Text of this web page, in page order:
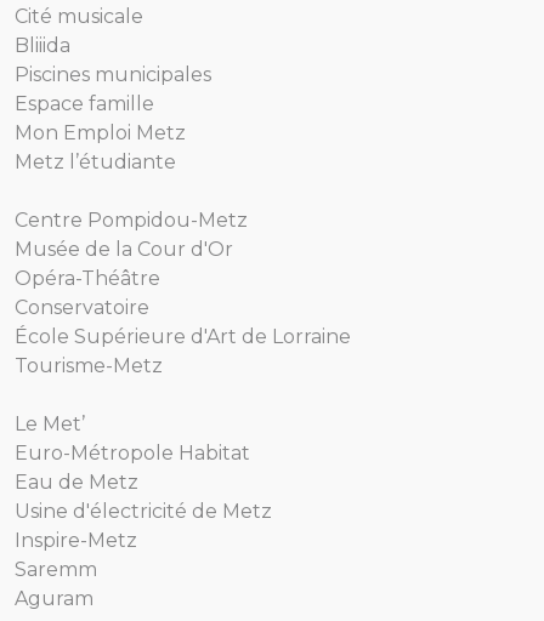
Cité musicale
Bliiida
Piscines municipales
Espace famille
Mon Emploi Metz
Metz l’étudiante
Centre Pompidou-Metz
Musée de la Cour d'Or
Opéra-Théâtre
Conservatoire
École Supérieure d'Art de Lorraine
Tourisme-Metz
Le Met’
Euro-Métropole Habitat
Eau de Metz
Usine d'électricité de Metz
Inspire-Metz
Saremm
Aguram